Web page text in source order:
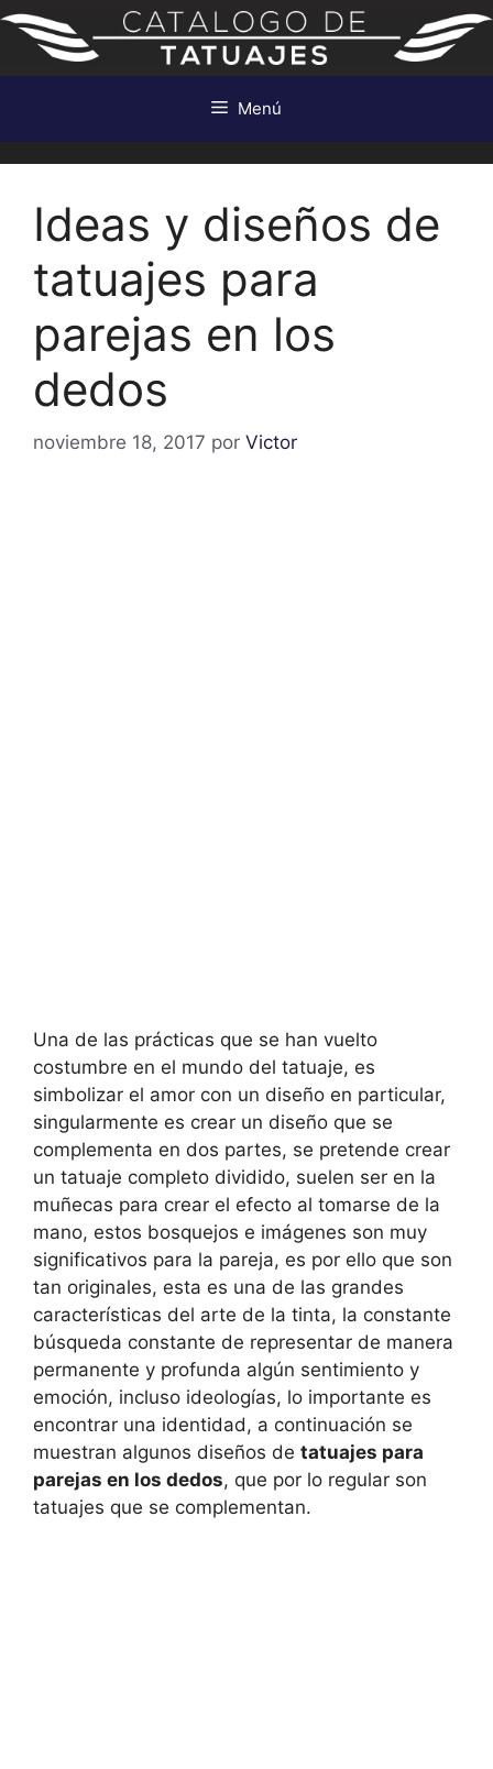
Saltar
contenido
Menú
Ideas y diseños de
tatuajes para
parejas en los
dedos
noviembre 18, 2017 por Victor
Una de las prácticas que se han vuelto
costumbre en el mundo del tatuaje, es
simbolizar el amor con un diseño en particular,
singularmente es crear un diseño que se
complementa en dos partes, se pretende crear
un tatuaje completo dividido, suelen ser en la
muñecas para crear el efecto al tomarse de la
mano, estos bosquejos e imágenes son muy
significativos para la pareja, es por ello que son
tan originales, esta es una de las grandes
características del arte de la tinta, la constante
búsqueda constante de representar de manera
permanente y profunda algún sentimiento y
emoción, incluso ideologías, lo importante es
encontrar una identidad, a continuación se
muestran algunos diseños de tatuajes para
parejas en los dedos, que por lo regular son
tatuajes que se complementan.